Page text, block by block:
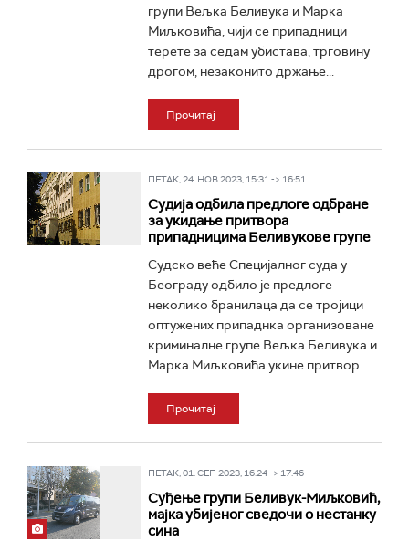
групи Вељка Беливука и Марка
Миљковића, чији се припадници
терете за седам убистава, трговину
дрогом, незаконито држање...
Прочитај
ПЕТАК, 24. НОВ 2023, 15:31 -> 16:51
Судија одбила предлоге одбране
за укидање притвора
припадницима Беливукове групе
Судско веће Специјалног суда у
Београду одбило је предлоге
неколико бранилаца да се тројици
оптужених припаднка организоване
криминалне групе Вељка Беливука и
Марка Миљковића укине притвор...
Прочитај
ПЕТАК, 01. СЕП 2023, 16:24 -> 17:46
Суђење групи Беливук-Миљковић,
мајка убијеног сведочи о нестанку
сина